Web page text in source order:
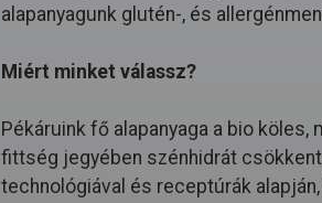
alapanyagunk glutén-, és
Miért minket válassz?
Pékáruink fő alapanyaga a bio köles,
fittség jegyében szénhidrát
technológiával és receptúrák